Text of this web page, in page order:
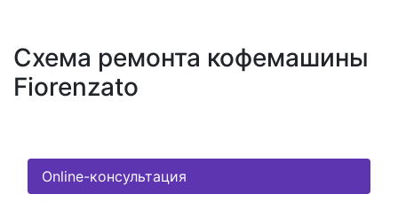
Схема ремонта кофемашины
Fiorenzato
Online-консультация